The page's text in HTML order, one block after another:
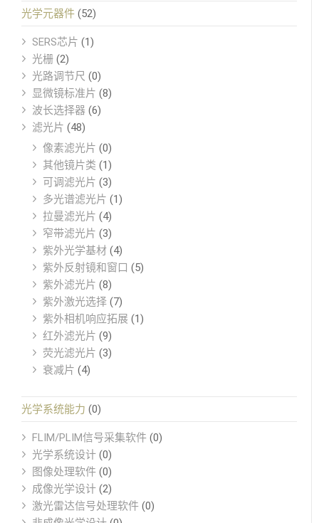
光学元器件 (52)
SERS芯片 (1)
光栅 (2)
光路调节尺 (0)
显微镜标准片 (8)
波长选择器 (6)
滤光片 (48)
像素滤光片 (0)
其他镜片类 (1)
可调滤光片 (3)
多光谱滤光片 (1)
拉曼滤光片 (4)
窄带滤光片 (3)
紫外光学基材 (4)
紫外反射镜和窗口 (5)
紫外滤光片 (8)
紫外激光选择 (7)
紫外相机响应拓展 (1)
红外滤光片 (9)
荧光滤光片 (3)
衰减片 (4)
光学系统能力 (0)
FLIM/PLIM信号采集软件 (0)
光学系统设计 (0)
图像处理软件 (0)
成像光学设计 (2)
激光雷达信号处理软件 (0)